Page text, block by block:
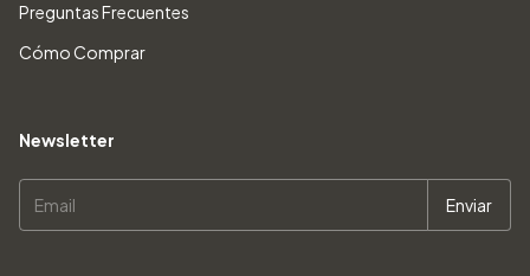
Preguntas Frecuentes
Cómo Comprar
Newsletter